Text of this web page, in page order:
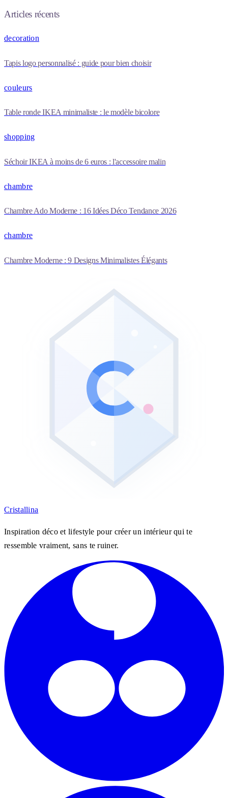
Articles récents
decoration
Tapis logo personnalisé : guide pour bien choisir
couleurs
Table ronde IKEA minimaliste : le modèle bicolore
shopping
Séchoir IKEA à moins de 6 euros : l'accessoire malin
chambre
Chambre Ado Moderne : 16 Idées Déco Tendance 2026
chambre
Chambre Moderne : 9 Designs Minimalistes Élégants
Cristallina
Inspiration déco et lifestyle pour créer un intérieur qui te
ressemble vraiment, sans te ruiner.